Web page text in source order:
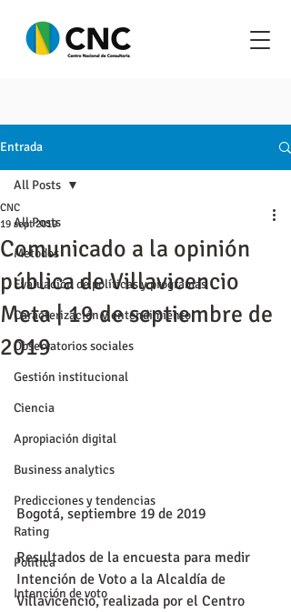
Entrada
All Posts
Metodos
Evaluación de políticas y programas
Caracterización y entendimiento
Observatorios sociales
Gestión institucional
Ciencia
Apropiación digital
Business analytics
Predicciones y tendencias
Rating
Política
Intención de voto
All Posts
Comunicado a la opinión
pública de Villavicencio
Meta | 19 de septiembre de
2019
CNC
19 sept 2019
Bogotá, septiembre 19 de 2019
Resultados de la encuesta para medir
Intención de Voto a la Alcaldía de
Villavicencio, realizada por el Centro